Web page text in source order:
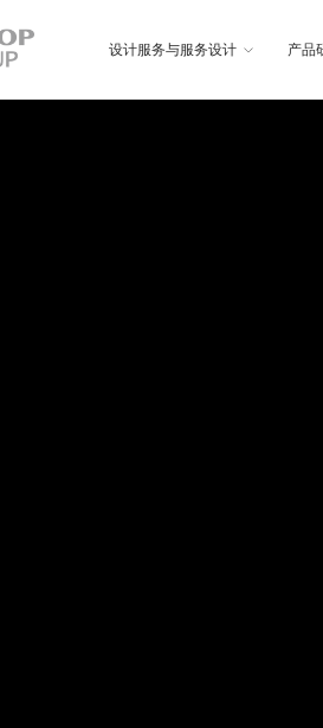
设计服务与服务设计 产品